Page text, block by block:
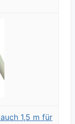
1,5 m für